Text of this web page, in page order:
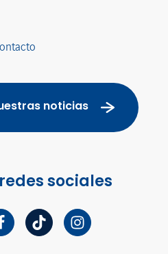
noticias
sociales